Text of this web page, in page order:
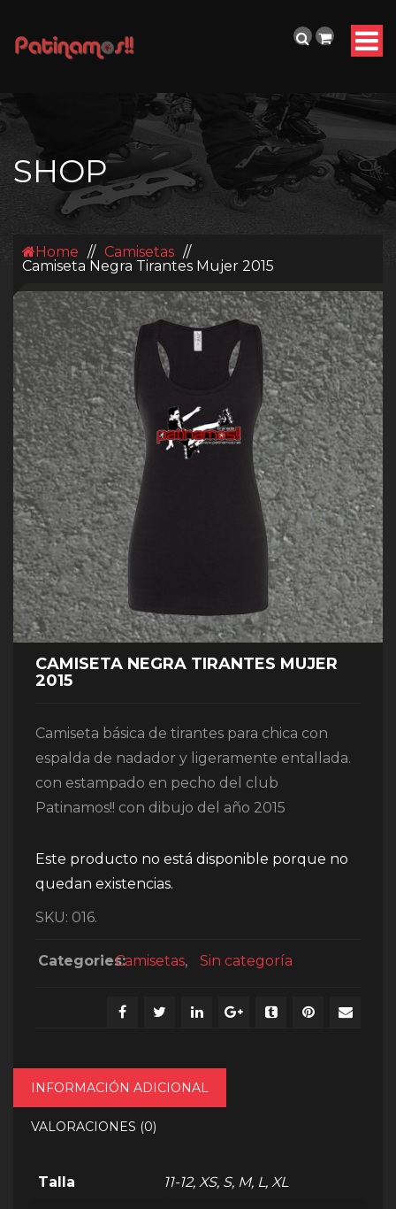
SHOP
Home // Camisetas //
Camiseta Negra Tirantes Mujer 2015
CAMISETA NEGRA TIRANTES MUJER
2015
Camiseta básica de tirantes para chica con
espalda de nadador y ligeramente entallada.
con estampado en pecho del club
Patinamos!! con dibujo del año 2015
Este producto no está disponible porque no
quedan existencias.
SKU: 016.
Categories:Camisetas, Sin categoría
INFORMACIÓN ADICIONAL
VALORACIONES (0)
Talla 11-12, XS, S, M, L, XL